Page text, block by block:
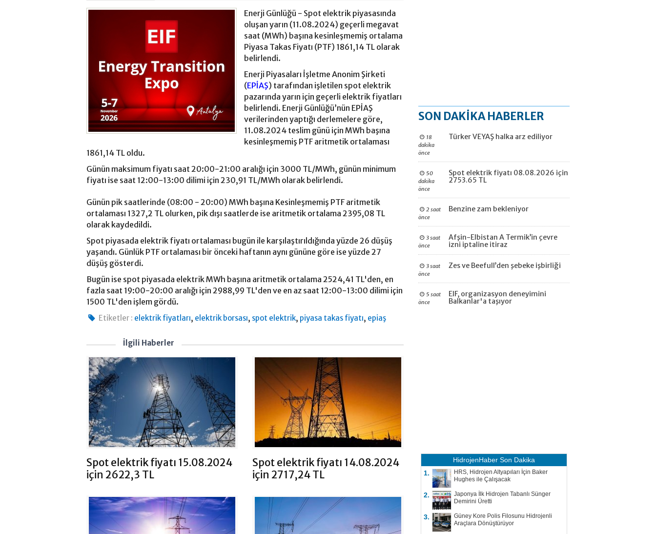
Enerji Günlüğü - Spot elektrik piyasasında
oluşan yarın (11.08.2024) geçerli megavat
saat (MWh) başına kesinleşmemiş ortalama
Piyasa Takas Fiyatı (PTF) 1861,14 TL olarak
belirlendi.
Enerji Piyasaları İşletme Anonim Şirketi
(EPİAŞ) tarafından işletilen spot elektrik
pazarında yarın için geçerli elektrik fiyatları
belirlendi. Enerji Günlüğü’nün EPİAŞ
verilerinden yaptığı derlemelere göre,
11.08.2024 teslim günü için MWh başına
kesinleşmemiş PTF aritmetik ortalaması
1861,14 TL oldu.
Günün maksimum fiyatı saat 20:00-21:00 aralığı için 3000 TL/MWh, günün minimum
fiyatı ise saat 12:00-13:00 dilimi için 230,91 TL/MWh olarak belirlendi.
Günün pik saatlerinde (08:00 - 20:00) MWh başına Kesinleşmemiş PTF aritmetik
ortalaması 1327,2 TL olurken, pik dışı saatlerde ise aritmetik ortalama 2395,08 TL
olarak kaydedildi.
Spot piyasada elektrik fiyatı ortalaması bugün ile karşılaştırıldığında yüzde 26 düşüş
yaşandı. Günlük PTF ortalaması bir önceki haftanın aynı gününe göre ise yüzde 27
düşüş gösterdi.
Bugün ise spot piyasada elektrik MWh başına aritmetik ortalama 2524,41 TL'den, en
fazla saat 19:00-20:00 aralığı için 2988,99 TL'den ve en az saat 12:00-13:00 dilimi için
1500 TL'den işlem gördü.
Etiketler : elektrik fiyatları, elektrik borsası, spot elektrik, piyasa takas fiyatı, epiaş
İlgili Haberler
Spot elektrik fiyatı 15.08.2024
için 2622,3 TL
Spot elektrik fiyatı 14.08.2024
için 2717,24 TL
SON DAKİKA HABERLER
18
dakika
önce
Türker VEYAŞ halka arz ediliyor
50
dakika
önce
Spot elektrik fiyatı 08.08.2026 için
2753.65 TL
2 saat
önce
Benzine zam bekleniyor
3 saat
önce
Afşin-Elbistan A Termik’in çevre
izni iptaline itiraz
3 saat
önce
Zes ve Beefull’den şebeke işbirliği
5 saat
önce
EIF, organizasyon deneyimini
Balkanlar'a taşıyor
HidrojenHaber Son Dakika
1.
HRS, Hidrojen Altyapıları İçin Baker
Hughes ile Çalışacak
2.
Japonya İlk Hidrojen Tabanlı Sünger
Demirini Üretti
3.
Güney Kore Polis Filosunu Hidrojenli
Araçlara Dönüştürüyor